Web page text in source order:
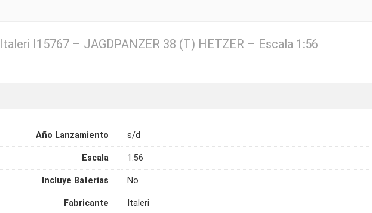
Italeri I15767 – JAGDPANZER 38 (T) HETZER – Escala 1:56
Año Lanzamiento s/d
Escala 1:56
Incluye Baterías No
Fabricante Italeri